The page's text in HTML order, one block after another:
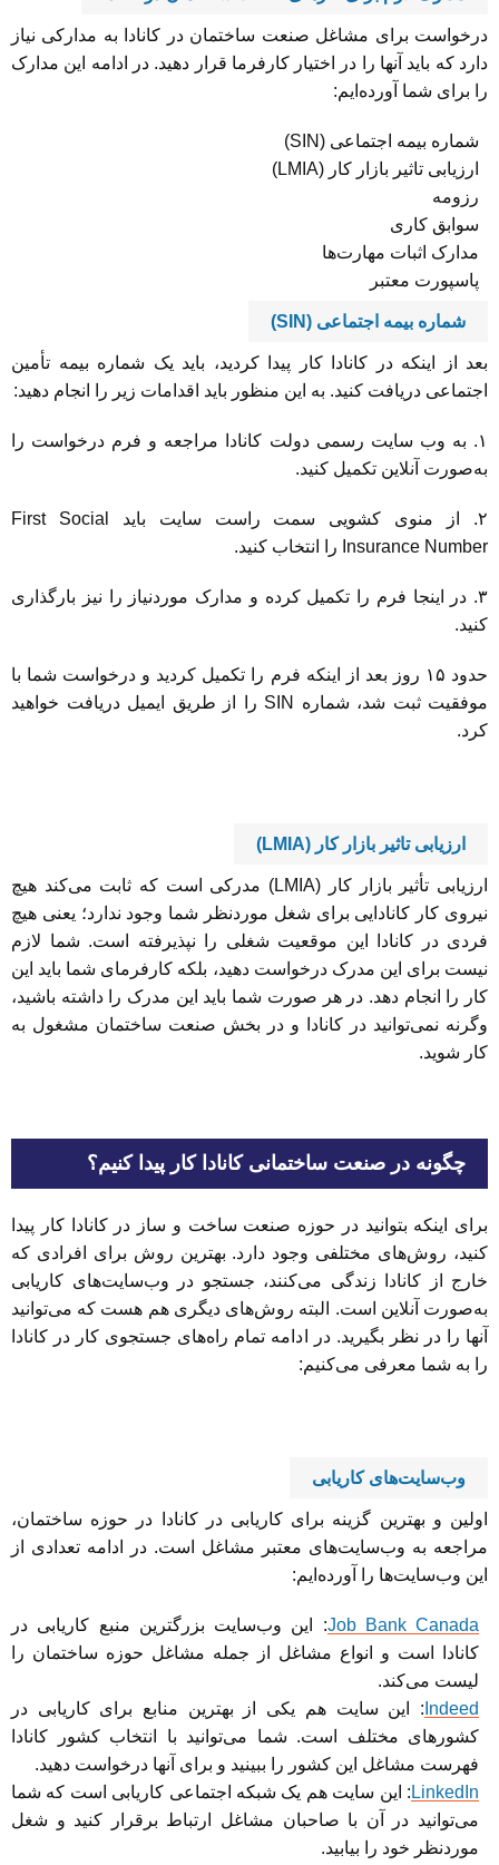
درخواست برای مشاغل صنعت ساختمان در کانادا به مدارکی نیاز
دارد که باید آنها را در اختیار کارفرما قرار دهید. در ادامه این مدارک
را برای شما آورده‌ایم:
شماره بیمه اجتماعی (SIN)
ارزیابی تاثیر بازار کار (LMIA)
رزومه
سوابق کاری
مدارک اثبات مهارت‌ها
پاسپورت معتبر
شماره بیمه اجتماعی (SIN)
بعد از اینکه در کانادا کار پیدا کردید، باید یک شماره بیمه تأمین
اجتماعی دریافت کنید. به این منظور باید اقدامات زیر را انجام دهید:
۱. به وب سایت رسمی دولت کانادا مراجعه و فرم درخواست را
به‌صورت آنلاین تکمیل کنید.
۲. از منوی کشویی سمت راست سایت باید First Social
Insurance Number را انتخاب کنید.
۳. در اینجا فرم را تکمیل کرده و مدارک موردنیاز را نیز بارگذاری
کنید.
حدود ۱۵ روز بعد از اینکه فرم را تکمیل کردید و درخواست شما با
موفقیت ثبت شد، شماره SIN را از طریق ایمیل دریافت خواهید
کرد.
ارزیابی تاثیر بازار کار (LMIA)
ارزیابی تأثیر بازار کار (LMIA) مدرکی است که ثابت می‌کند هیچ
نیروی کار کانادایی برای شغل موردنظر شما وجود ندارد؛ یعنی هیچ
فردی در کانادا این موقعیت شغلی را نپذیرفته است. شما لازم
نیست برای این مدرک درخواست دهید، بلکه کارفرمای شما باید این
کار را انجام دهد. در هر صورت شما باید این مدرک را داشته باشید،
وگرنه نمی‌توانید در کانادا و در بخش صنعت ساختمان مشغول به
کار شوید.
چگونه در صنعت ساختمانی کانادا کار پیدا کنیم؟
برای اینکه بتوانید در حوزه صنعت ساخت و ساز در کانادا کار پیدا
کنید، روش‌های مختلفی وجود دارد. بهترین روش برای افرادی که
خارج از کانادا زندگی می‌کنند، جستجو در وب‌سایت‌های کاریابی
به‌صورت آنلاین است. البته روش‌های دیگری هم هست که می‌توانید
آنها را در نظر بگیرید. در ادامه تمام راه‌های جستجوی کار در کانادا
را به شما معرفی می‌کنیم:
وب‌سایت‌های کاریابی
اولین و بهترین گزینه برای کاریابی در کانادا در حوزه ساختمان،
مراجعه به وب‌سایت‌های معتبر مشاغل است. در ادامه تعدادی از
این وب‌سایت‌ها را آورده‌ایم:
Job Bank Canada: این وب‌سایت بزرگترین منبع کاریابی در
کانادا است و انواع مشاغل از جمله مشاغل حوزه ساختمان را
لیست می‌کند.
Indeed : این سایت هم یکی از بهترین منابع برای کاریابی در
کشورهای مختلف است. شما می‌توانید با انتخاب کشور کانادا
فهرست مشاغل این کشور را ببینید و برای آنها درخواست دهید.
LinkedIn : این سایت هم یک شبکه اجتماعی کاریابی است که شما
می‌توانید در آن با صاحبان مشاغل ارتباط برقرار کنید و شغل
موردنظر خود را بیابید.